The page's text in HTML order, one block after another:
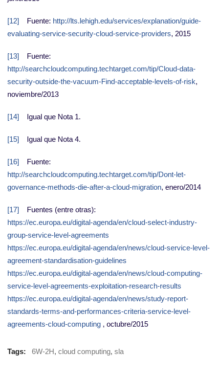
[12] Fuente: http://lts.lehigh.edu/services/explanation/guide-
evaluating-service-security-cloud-service-providers, 2015
[13] Fuente:
http://searchcloudcomputing.techtarget.com/tip/Cloud-data-
security-outside-the-vacuum-Find-acceptable-levels-of-risk,
noviembre/2013
[14] Igual que Nota 1.
[15] Igual que Nota 4.
[16] Fuente:
http://searchcloudcomputing.techtarget.com/tip/Dont-let-
governance-methods-die-after-a-cloud-migration, enero/2014
[17] Fuentes (entre otras):
https://ec.europa.eu/digital-agenda/en/cloud-select-industry-
group-service-level-agreements
https://ec.europa.eu/digital-agenda/en/news/cloud-service-level-
agreement-standardisation-guidelines
https://ec.europa.eu/digital-agenda/en/news/cloud-computing-
service-level-agreements-exploitation-research-results
https://ec.europa.eu/digital-agenda/en/news/study-report-
standards-terms-and-performances-criteria-service-level-
agreements-cloud-computing , octubre/2015
Tags: 6W-2H, cloud computing, sla